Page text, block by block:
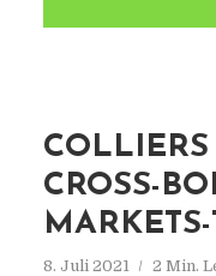
CROSS-
8. Juli 2021 2 Min.